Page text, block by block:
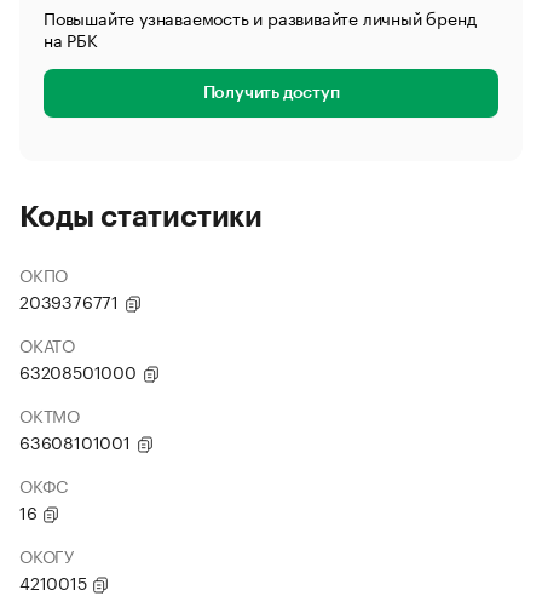
Повышайте узнаваемость и развивайте личный бренд
на РБК
Получить доступ
Коды статистики
ОКПО
2039376771
ОКАТО
63208501000
ОКТМО
63608101001
ОКФС
16
ОКОГУ
4210015